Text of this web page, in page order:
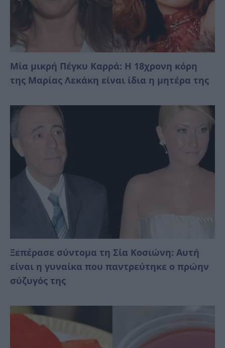
Μία μικρή Πέγκυ Καρρά: Η 18χρονη κόρη
της Μαρίας Λεκάκη είναι ίδια η μητέρα της
Ξεπέρασε σύντομα τη Σία Κοσιώνη: Αυτή
είναι η γυναίκα που παντρεύτηκε ο πρώην
σύζυγός της